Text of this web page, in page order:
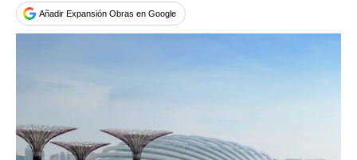
Añadir Expansión Obras en Google